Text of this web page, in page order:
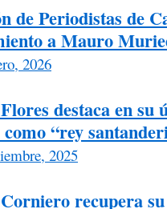
de Periodistas de
a Mauro
2026
destaca en
“rey
2025
recupera